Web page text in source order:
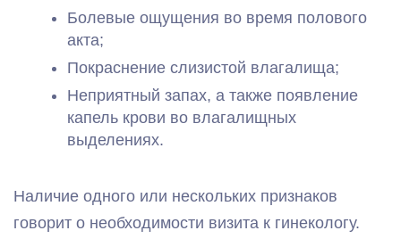
Болевые ощущения во время полового
акта;
Покраснение слизистой влагалища;
Неприятный запах, а также появление
капель крови во влагалищных
выделениях.
Наличие одного или нескольких признаков
говорит о необходимости визита к гинекологу.